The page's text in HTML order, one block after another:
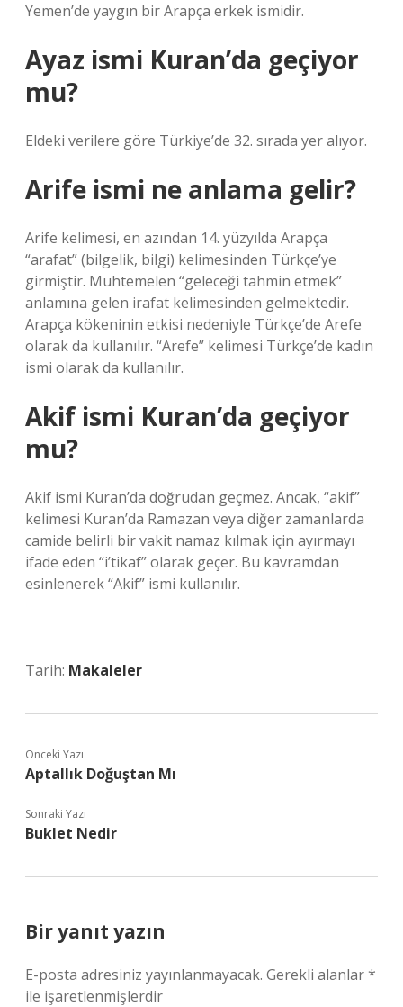
Yemen’de yaygın bir Arapça erkek ismidir.
Ayaz ismi Kuran’da geçiyor
mu?
Eldeki verilere göre Türkiye’de 32. sırada yer alıyor.
Arife ismi ne anlama gelir?
Arife kelimesi, en azından 14. yüzyılda Arapça
“arafat” (bilgelik, bilgi) kelimesinden Türkçe’ye
girmiştir. Muhtemelen “geleceği tahmin etmek”
anlamına gelen irafat kelimesinden gelmektedir.
Arapça kökeninin etkisi nedeniyle Türkçe’de Arefe
olarak da kullanılır. “Arefe” kelimesi Türkçe’de kadın
ismi olarak da kullanılır.
Akif ismi Kuran’da geçiyor
mu?
Akif ismi Kuran’da doğrudan geçmez. Ancak, “akif”
kelimesi Kuran’da Ramazan veya diğer zamanlarda
camide belirli bir vakit namaz kılmak için ayırmayı
ifade eden “i’tikaf” olarak geçer. Bu kavramdan
esinlenerek “Akif” ismi kullanılır.
Tarih: Makaleler
Önceki Yazı
Aptallık Doğuştan Mı
Sonraki Yazı
Buklet Nedir
Bir yanıt yazın
E-posta adresiniz yayınlanmayacak. Gerekli alanlar*
ile işaretlenmişlerdir